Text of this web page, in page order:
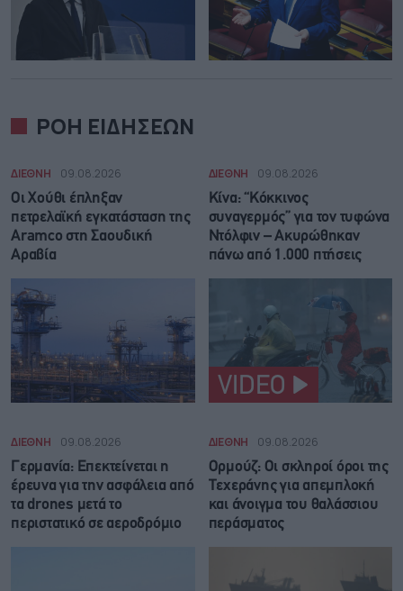
ΡΟΗ ΕΙΔΗΣΕΩΝ
ΔΙΕΘΝΗ 09.08.2026
Οι Χούθι έπληξαν
πετρελαϊκή εγκατάσταση της
Aramco στη Σαουδική
Αραβία
ΔΙΕΘΝΗ 09.08.2026
Κίνα: “Κόκκινος
συναγερμός” για τον τυφώνα
Ντόλφιν – Ακυρώθηκαν
πάνω από 1.000 πτήσεις
VIDEO
ΔΙΕΘΝΗ 09.08.2026
Γερμανία: Επεκτείνεται η
έρευνα για την ασφάλεια από
τα drones μετά το
περιστατικό σε αεροδρόμιο
ΔΙΕΘΝΗ 09.08.2026
Ορμούζ: Οι σκληροί όροι της
Τεχεράνης για απεμπλοκή
και άνοιγμα του θαλάσσιου
περάσματος